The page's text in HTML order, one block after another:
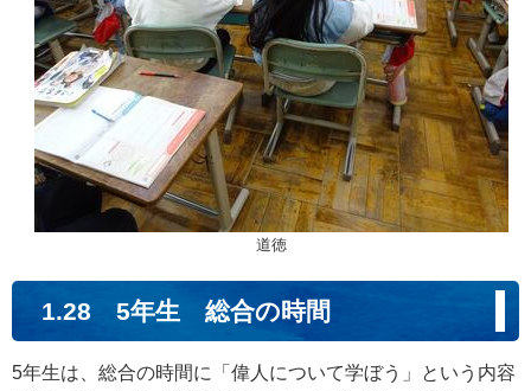
道徳
1.28 5年生 総合の時間
5年生は、総合の時間に「偉人について学ぼう」という内容